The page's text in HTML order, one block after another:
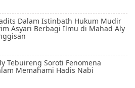
Dalam Istinbath Hukum Mudir
Asyari Berbagi Ilmu di Mahad Aly
Tebuireng Soroti Fenomena
Memahami Hadis Nabi